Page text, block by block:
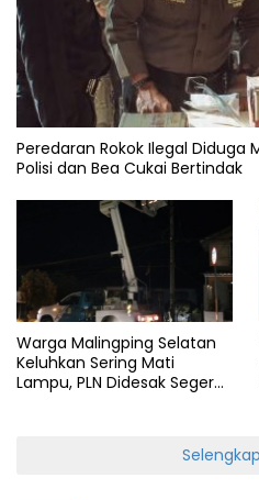
Peredaran Rokok Ilegal Diduga
Polisi dan Bea Cukai Bertindak
Warga Malingping Selatan
Keluhkan Sering Mati
Lampu, PLN Didesak Segera